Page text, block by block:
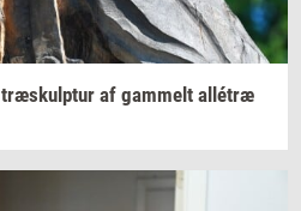
træskul­p­tur af gam­melt allétræ